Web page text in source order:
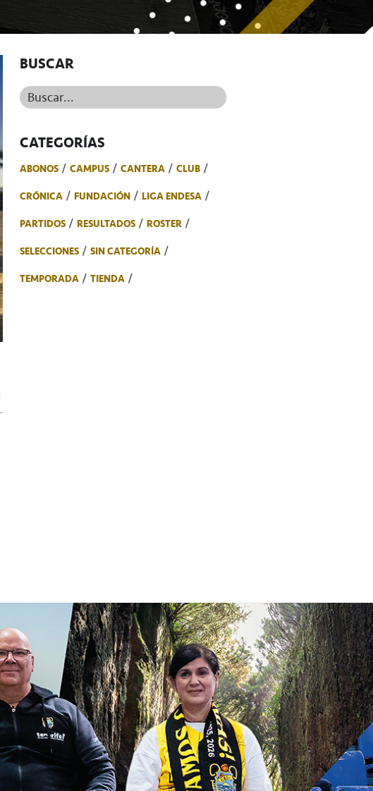
BUSCAR
Buscar...
CATEGORÍAS
ABONOS CAMPUS CANTERA
CLUB
CRÓNICA
FUNDACIÓN
LIGA ENDESA
PARTIDOS
RESULTADOS
ROSTER
SELECCIONES
SIN CATEGORÍA
TEMPORADA
TIENDA